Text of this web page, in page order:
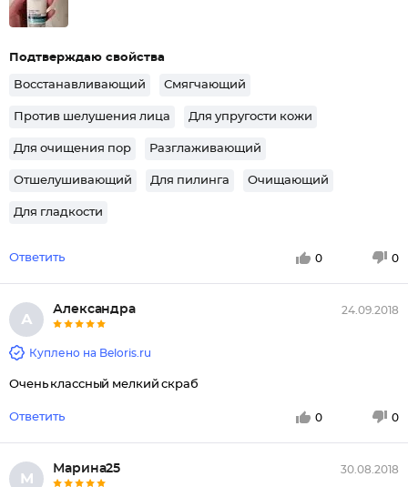
Подтверждаю свойства
Восстанавливающий Смягчающий
Против шелушения лица Для упругости кожи
Для очищения пор Разглаживающий
Отшелушивающий Для пилинга Очищающий
Для гладкости
Ответить 0 0
А
Александра 24.09.2018
Куплено на Beloris.ru
Очень классный мелкий скраб
Ответить 0 0
М
Марина25 30.08.2018